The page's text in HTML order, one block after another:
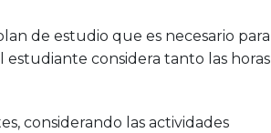
de estudio que es necesario para
considera tanto las horas
considerando las actividades